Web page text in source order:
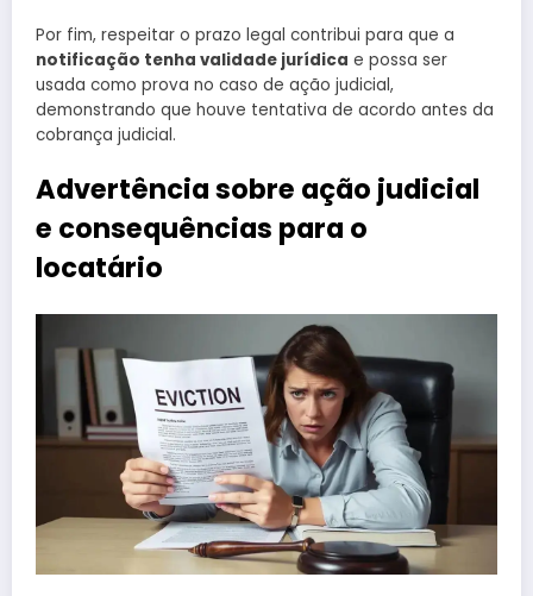
Por fim, respeitar o prazo legal contribui para que a
notificação tenha validade jurídica e possa ser
usada como prova no caso de ação judicial,
demonstrando que houve tentativa de acordo antes da
cobrança judicial.
Advertência sobre ação judicial
e consequências para o
locatário